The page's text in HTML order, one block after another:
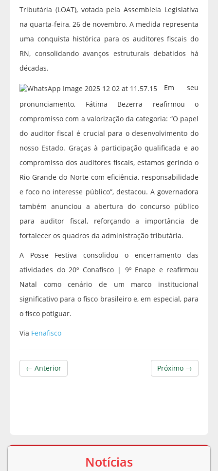
Tributária (LOAT), votada pela Assembleia Legislativa
na quarta-feira, 26 de novembro. A medida representa
uma conquista histórica para os auditores fiscais do
RN, consolidando avanços estruturais debatidos há
décadas.
Em seu
pronunciamento, Fátima Bezerra reafirmou o
compromisso com a valorização da categoria: “O papel
do auditor fiscal é crucial para o desenvolvimento do
nosso Estado. Graças à participação qualificada e ao
compromisso dos auditores fiscais, estamos gerindo o
Rio Grande do Norte com eficiência, responsabilidade
e foco no interesse público”, destacou. A governadora
também anunciou a abertura do concurso público
para auditor fiscal, reforçando a importância de
fortalecer os quadros da administração tributária.
A Posse Festiva consolidou o encerramento das
atividades do 20º Conafisco | 9º Enape e reafirmou
Natal como cenário de um marco institucional
significativo para o fisco brasileiro e, em especial, para
o fisco potiguar.
Via Fenafisco
Próximo →
← Anterior
Notícias